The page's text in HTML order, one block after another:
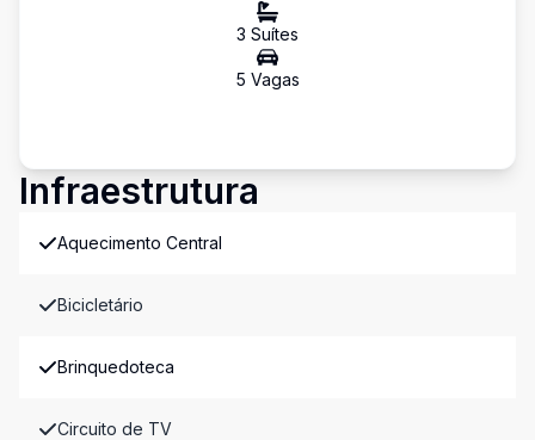
3 Suítes
5 Vagas
Infraestrutura
Aquecimento Central
Bicicletário
Brinquedoteca
Circuito de TV